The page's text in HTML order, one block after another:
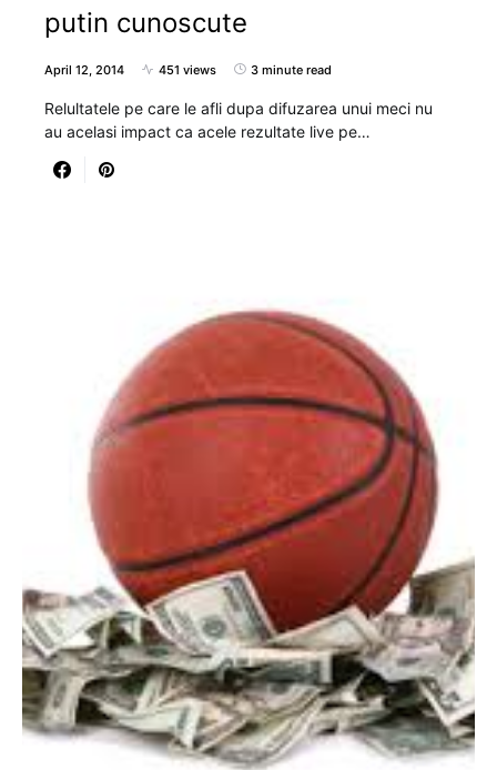
putin cunoscute
April 12, 2014 451 views 3 minute read
Relultatele pe care le afli dupa difuzarea unui meci nu
au acelasi impact ca acele rezultate live pe…